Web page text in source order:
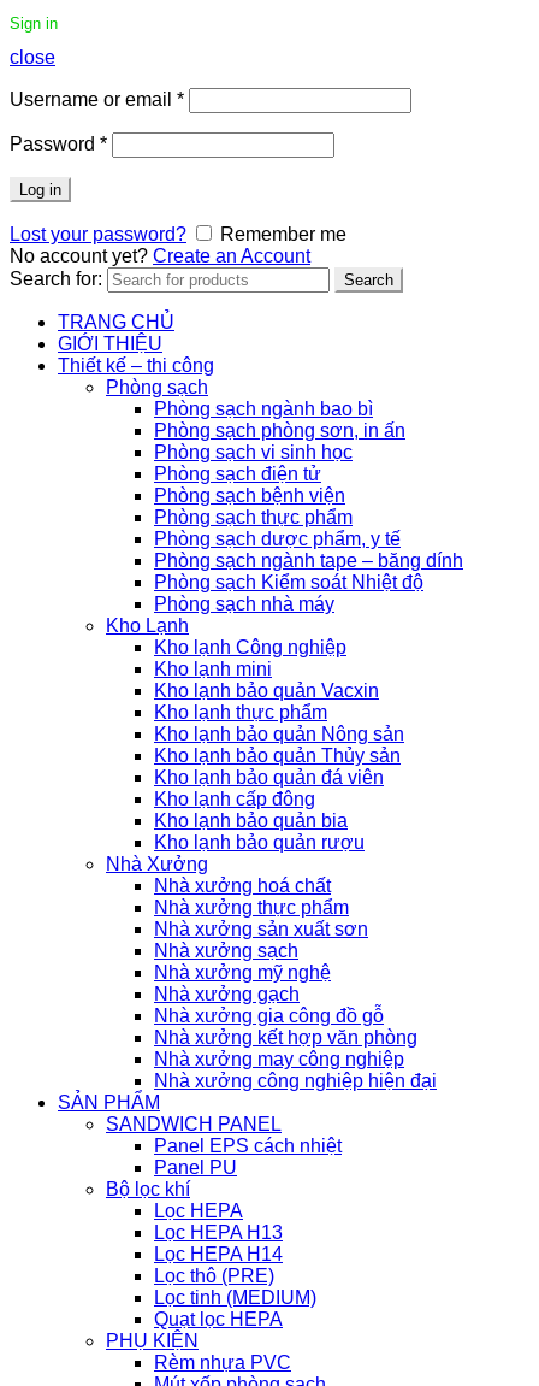
Sign in
close
Username or email *
Password *
Log in
Lost your password?
Remember me
No account yet? Create an Account
Search for:
Search
TRANG CHỦ
GIỚI THIỆU
Thiết kế – thi công
Phòng sạch
Phòng sạch ngành bao bì
Phòng sạch phòng sơn, in ấn
Phòng sạch vi sinh học
Phòng sạch điện tử
Phòng sạch bệnh viện
Phòng sạch thực phẩm
Phòng sạch dược phẩm, y tế
Phòng sạch ngành tape – băng dính
Phòng sạch Kiểm soát Nhiệt độ
Phòng sạch nhà máy
Kho Lạnh
Kho lạnh Công nghiệp
Kho lạnh mini
Kho lạnh bảo quản Vacxin
Kho lạnh thực phẩm
Kho lạnh bảo quản Nông sản
Kho lạnh bảo quản Thủy sản
Kho lạnh bảo quản đá viên
Kho lạnh cấp đông
Kho lạnh bảo quản bia
Kho lạnh bảo quản rượu
Nhà Xưởng
Nhà xưởng hoá chất
Nhà xưởng thực phẩm
Nhà xưởng sản xuất sơn
Nhà xưởng sạch
Nhà xưởng mỹ nghệ
Nhà xưởng gạch
Nhà xưởng gia công đồ gỗ
Nhà xưởng kết hợp văn phòng
Nhà xưởng may công nghiệp
Nhà xưởng công nghiệp hiện đại
SẢN PHẨM
SANDWICH PANEL
Panel EPS cách nhiệt
Panel PU
Bộ lọc khí
Lọc HEPA
Lọc HEPA H13
Lọc HEPA H14
Lọc thô (PRE)
Lọc tinh (MEDIUM)
Quạt lọc HEPA
PHỤ KIỆN
Rèm nhựa PVC